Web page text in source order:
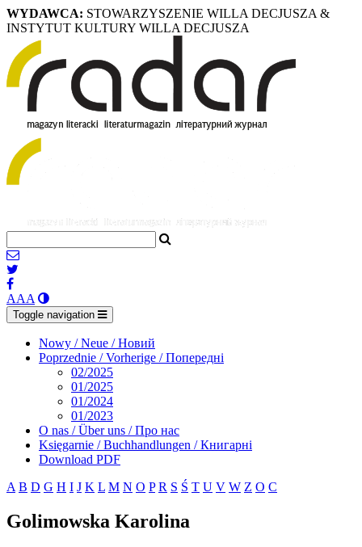
WYDAWCA: STOWARZYSZENIE WILLA DECJUSZA &
INSTYTUT KULTURY WILLA DECJUSZA
AAA
Toggle navigation
Nowy / Neue / Новий
Poprzednie / Vorherige / Попередні
02/2025
01/2025
01/2024
01/2023
O nas / Über uns / Про нас
Księgarnie / Buchhandlungen / Книгарні
Download PDF
A B D G H I J K L M N O P R S Ś T U V W Z О С
Golimowska Karolina